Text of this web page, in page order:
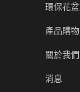
環保花盆
產品購物
關於我們
消息